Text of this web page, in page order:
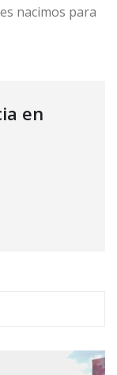
nacimos para
en